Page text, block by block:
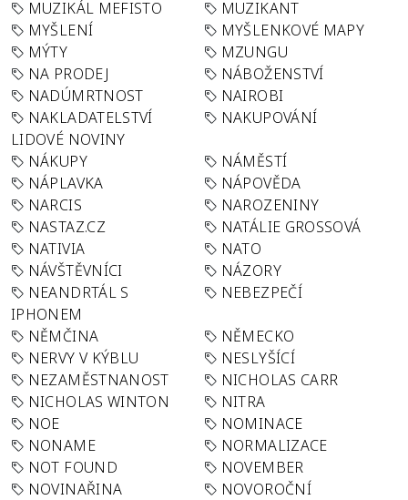
MUZIKÁL MEFISTO
MUZIKANT
MYŠLENÍ
MYŠLENKOVÉ MAPY
MÝTY
MZUNGU
NA PRODEJ
NÁBOŽENSTVÍ
NADÚMRTNOST
NAIROBI
NAKLADATELSTVÍ
LIDOVÉ NOVINY
NAKUPOVÁNÍ
NÁKUPY
NÁMĚSTÍ
NÁPLAVKA
NÁPOVĚDA
NARCIS
NAROZENINY
NASTAZ.CZ
NATÁLIE GROSSOVÁ
NATIVIA
NATO
NÁVŠTĚVNÍCI
NÁZORY
NEANDRTÁL S
IPHONEM
NEBEZPEČÍ
NĚMČINA
NĚMECKO
NERVY V KÝBLU
NESLYŠÍCÍ
NEZAMĚSTNANOST
NICHOLAS CARR
NICHOLAS WINTON
NITRA
NOE
NOMINACE
NONAME
NORMALIZACE
NOT FOUND
NOVEMBER
NOVINAŘINA
NOVOROČNÍ